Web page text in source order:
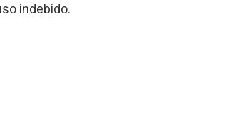
indebido.